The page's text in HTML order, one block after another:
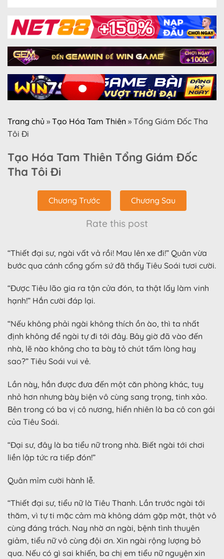
Trang chủ » Tạo Hóa Tam Thiên » Tổng Giám Đốc Tha
Tôi Đi
Tạo Hóa Tam Thiên Tổng Giám Đốc
Tha Tôi Đi
Chương Trước Chương Sau
Rate this post
“Thiết đại sư, ngài vất vả rồi! Mau lên xe đi!” Quân vừa
bước qua cánh cổng gốm sứ đã thấy Tiêu Soái tươi cười.
“Được Tiêu lão gia ra tận cửa đón, ta thật lấy làm vinh
hạnh!” Hắn cười đáp lại.
“Nếu không phải ngài không thích ồn ào, thì ta nhất
định không để ngài tự đi tới đây. Bây giờ đã vào đến
nhà, lẽ nào không cho ta bày tỏ chút tấm lòng hay
sao?” Tiêu Soái vui vẻ.
Lần này, hắn được đưa đến một căn phòng khác, tuy
nhỏ hơn nhưng bày biện vô cùng sang trọng, tinh xảo.
Bên trong có ba vị cô nương, hiển nhiên là ba cô con gái
của Tiêu Soái.
“Đại sư, đây là ba tiểu nữ trong nhà. Biết ngài tới chơi
liền lập tức ra tiếp đón!”
Quân mỉm cười hành lễ.
“Thiết đại sư, tiểu nữ là Tiêu Thanh. Lần trước ngài tới
thăm, vì tự ti mặc cảm mà không dám gặp mặt, thật vô
cùng đáng trách. Nay nhờ ơn ngài, bệnh tình thuyên
giảm, tiểu nữ vô cùng đội ơn. Xin ngài rộng lượng bỏ
qua. Nếu có gì sai khiến, ba chị em tiểu nữ nguyện xin